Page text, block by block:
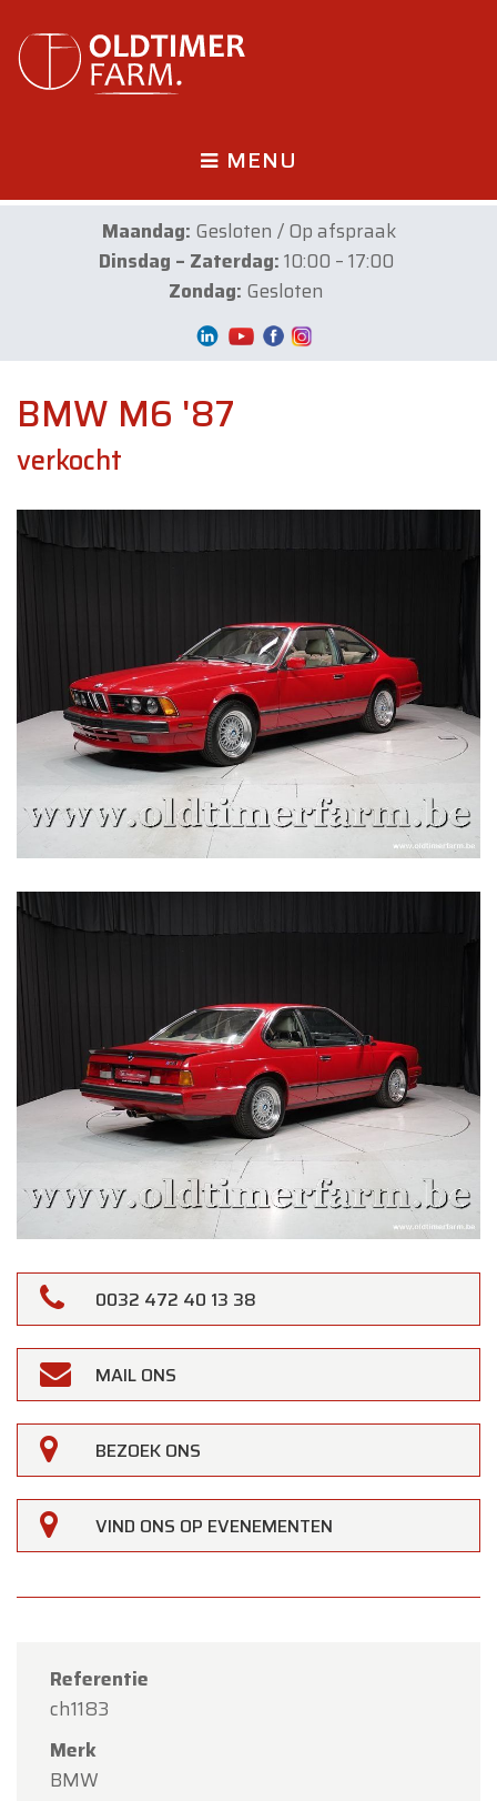
MENU
Maandag: Gesloten / Op afspraak
Dinsdag – Zaterdag:10:00 – 17:00
Zondag: Gesloten
BMW M6 '87
verkocht
0032 472 40 13 38
MAIL ONS
BEZOEK ONS
VIND ONS OP EVENEMENTEN
Referentie
ch1183
Merk
BMW